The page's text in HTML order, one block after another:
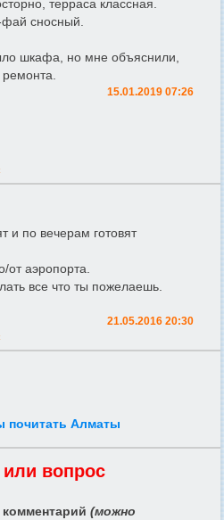
терраса классная.
фай сносный.
шкафа, но мне объяснили,
ремонта.
15.01.2019 07:26
и по вечерам готовят
от аэропорта.
все что ты пожелаешь.
21.05.2016 20:30
почитать Алматы
вопрос
(можно